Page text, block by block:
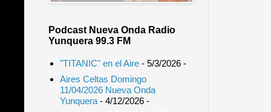
Podcast Nueva Onda Radio
Yunquera 99.3 FM
"TITANIC" en el Aire- 5/3/2026-
Aires Celtas Domingo
11/04/2026 Nueva Onda
Yunquera- 4/12/2026-